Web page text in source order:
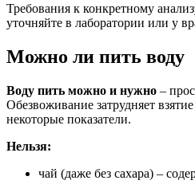
Требования к конкретному
уточняйте в лаборатории или у
Можно ли пить воду
Воду пить можно и нужно –
Обезвоживание затрудняет
некоторые показатели.
Нельзя:
чай (даже без сахара) –